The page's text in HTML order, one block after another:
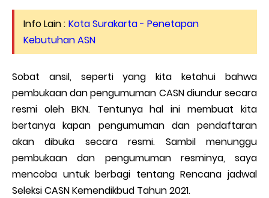
Info Lain : Kota Surakarta - Penetapan
Kebutuhan ASN
Sobat ansil, seperti yang kita ketahui bahwa
pembukaan dan pengumuman CASN diundur secara
resmi oleh BKN. Tentunya hal ini membuat kita
bertanya kapan pengumuman dan pendaftaran
akan dibuka secara resmi. Sambil menunggu
pembukaan dan pengumuman resminya, saya
mencoba untuk berbagi tentang Rencana jadwal
Seleksi CASN Kemendikbud Tahun 2021.